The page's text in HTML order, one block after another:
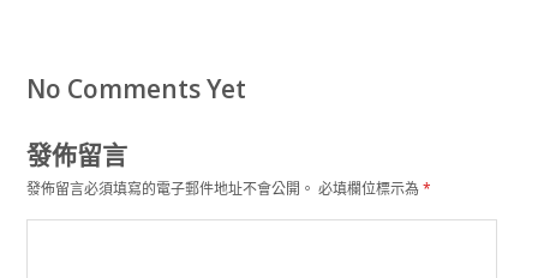
No Comments Yet
發佈留言
發佈留言必須填寫的電子郵件地址不會公開。 必填欄位標示為*